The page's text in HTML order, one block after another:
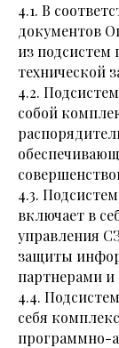
4.1. В
документов
из подсистем
технической
4.2.
собой
4.3.
включает в
управления
защиты
партнерами
4.4.
себя
программно-